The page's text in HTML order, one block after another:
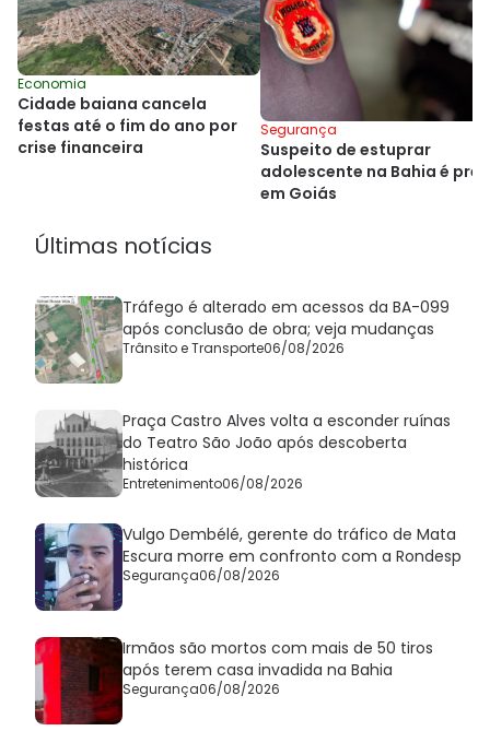
Economia
Cidade baiana cancela
festas até o fim do ano por
crise financeira
Segurança
Suspeito de estuprar
adolescente na Bahia é
em Goiás
Últimas notícias
Tráfego é alterado em acessos da BA-099
após conclusão de obra; veja mudanças
Trânsito e Transporte06/08/2026
Praça Castro Alves volta a esconder ruínas
do Teatro São João após descoberta
histórica
Entretenimento06/08/2026
Vulgo Dembélé, gerente do tráfico de Mata
Escura morre em confronto com a Rondesp
Segurança06/08/2026
Irmãos são mortos com mais de 50 tiros
após terem casa invadida na Bahia
Segurança06/08/2026